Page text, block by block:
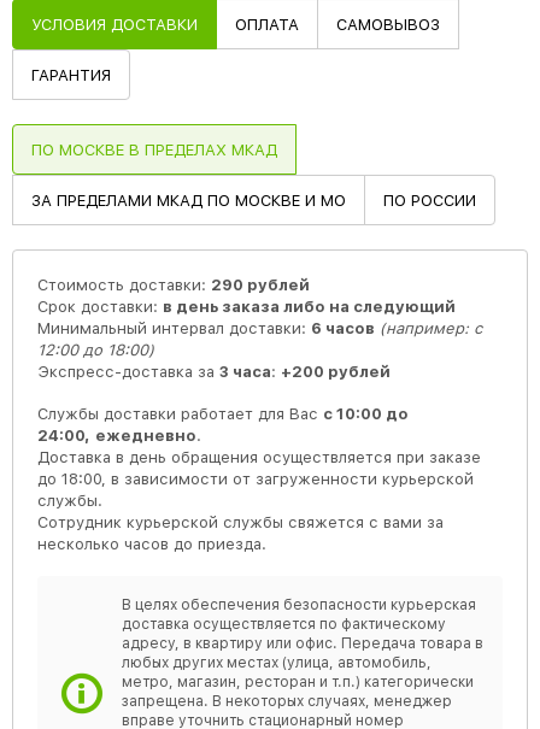
УСЛОВИЯ ДОСТАВКИ ОПЛАТА САМОВЫВОЗ
ГАРАНТИЯ
ПО МОСКВЕ В ПРЕДЕЛАХ МКАД
ЗА ПРЕДЕЛАМИ МКАД ПО МОСКВЕ И МО ПО РОССИИ
Стоимость доставки: 290 рублей
Срок доставки: в день заказа либо на следующий
Минимальный интервал доставки: 6 часов (например: с
12:00 до 18:00)
Экспресс-доставка за 3 часа: +200 рублей
Службы доставки работает для Вас с 10:00 до
24:00, ежедневно.
Доставка в день обращения осуществляется при заказе
до 18:00, в зависимости от загруженности курьерской
службы.
Сотрудник курьерской службы свяжется с вами за
несколько часов до приезда.
В целях обеспечения безопасности курьерская
доставка осуществляется по фактическому
адресу, в квартиру или офис. Передача товара в
любых других местах (улица, автомобиль,
метро, магазин, ресторан и т.п.) категорически
запрещена. В некоторых случаях, менеджер
вправе уточнить стационарный номер